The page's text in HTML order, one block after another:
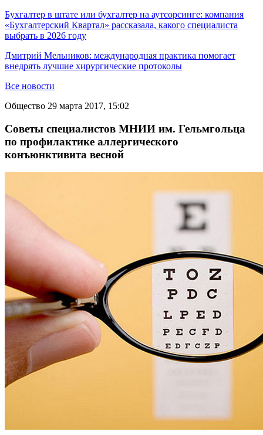
Бухгалтер в штате или бухгалтер на аутсорсинге: компания
«Бухгалтерский Квартал» рассказала, какого специалиста
выбрать в 2026 году
Дмитрий Мельников: международная практика помогает
внедрять лучшие хирургические протоколы
Все новости
Общество 29 марта 2017, 15:02
Советы специалистов МНИИ им. Гельмгольца
по профилактике аллергического
конъюнктивита весной